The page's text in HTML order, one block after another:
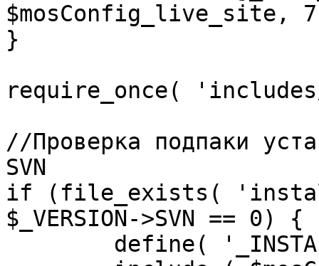
$mosConfig_live_site,
}
require_once(
//Проверка подпаки
SVN
if (file_exists(
$_VERSION->SVN == 0) {